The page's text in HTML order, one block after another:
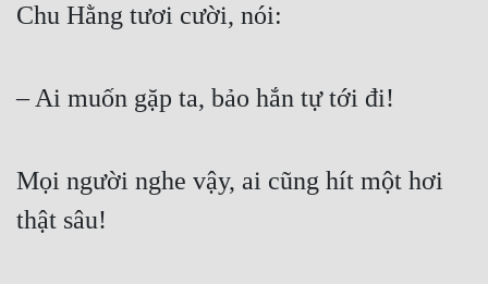
Ngôn Tình
Chu Hằng tươi cười, nói:
– Ai muốn gặp ta, bảo hắn tự tới đi!
Mọi người nghe vậy, ai cũng hít một hơi
thật sâu!